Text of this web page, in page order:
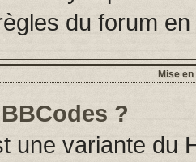
du forum
Mise
?
une variante du